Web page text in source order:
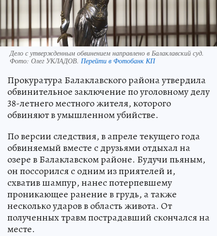
Дело с утвержденным обвинением направлено в Балаклавский суд.
Фото: Олег УКЛАДОВ. Перейти в Фотобанк КП
Прокуратура Балаклавского района утвердила
обвинительное заключение по уголовному делу
38-летнего местного жителя, которого
обвиняют в умышленном убийстве.
По версии следствия, в апреле текущего года
обвиняемый вместе с друзьями отдыхал на
озере в Балаклавском районе. Будучи пьяным,
он поссорился с одним из приятелей и,
схватив шампур, нанес потерпевшему
проникающее ранение в грудь, а также
несколько ударов в область живота. От
полученных травм пострадавший скончался на
месте.